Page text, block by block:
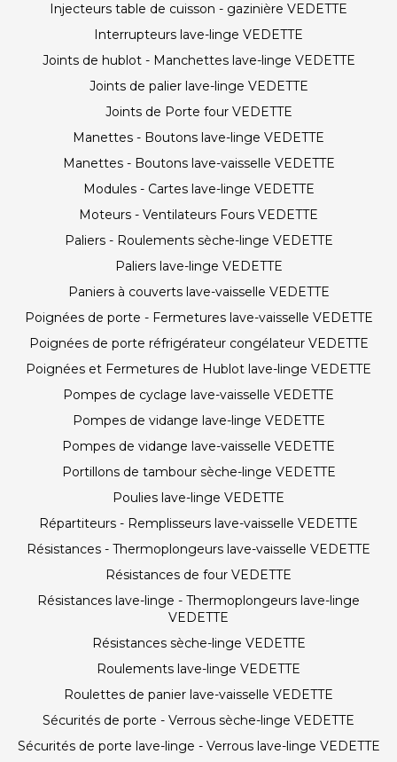
Injecteurs table de cuisson - gazinière VEDETTE
Interrupteurs lave-linge VEDETTE
Joints de hublot - Manchettes lave-linge VEDETTE
Joints de palier lave-linge VEDETTE
Joints de Porte four VEDETTE
Manettes - Boutons lave-linge VEDETTE
Manettes - Boutons lave-vaisselle VEDETTE
Modules - Cartes lave-linge VEDETTE
Moteurs - Ventilateurs Fours VEDETTE
Paliers - Roulements sèche-linge VEDETTE
Paliers lave-linge VEDETTE
Paniers à couverts lave-vaisselle VEDETTE
Poignées de porte - Fermetures lave-vaisselle VEDETTE
Poignées de porte réfrigérateur congélateur VEDETTE
Poignées et Fermetures de Hublot lave-linge VEDETTE
Pompes de cyclage lave-vaisselle VEDETTE
Pompes de vidange lave-linge VEDETTE
Pompes de vidange lave-vaisselle VEDETTE
Portillons de tambour sèche-linge VEDETTE
Poulies lave-linge VEDETTE
Répartiteurs - Remplisseurs lave-vaisselle VEDETTE
Résistances - Thermoplongeurs lave-vaisselle VEDETTE
Résistances de four VEDETTE
Résistances lave-linge - Thermoplongeurs lave-linge
VEDETTE
Résistances sèche-linge VEDETTE
Roulements lave-linge VEDETTE
Roulettes de panier lave-vaisselle VEDETTE
Sécurités de porte - Verrous sèche-linge VEDETTE
Sécurités de porte lave-linge - Verrous lave-linge VEDETTE